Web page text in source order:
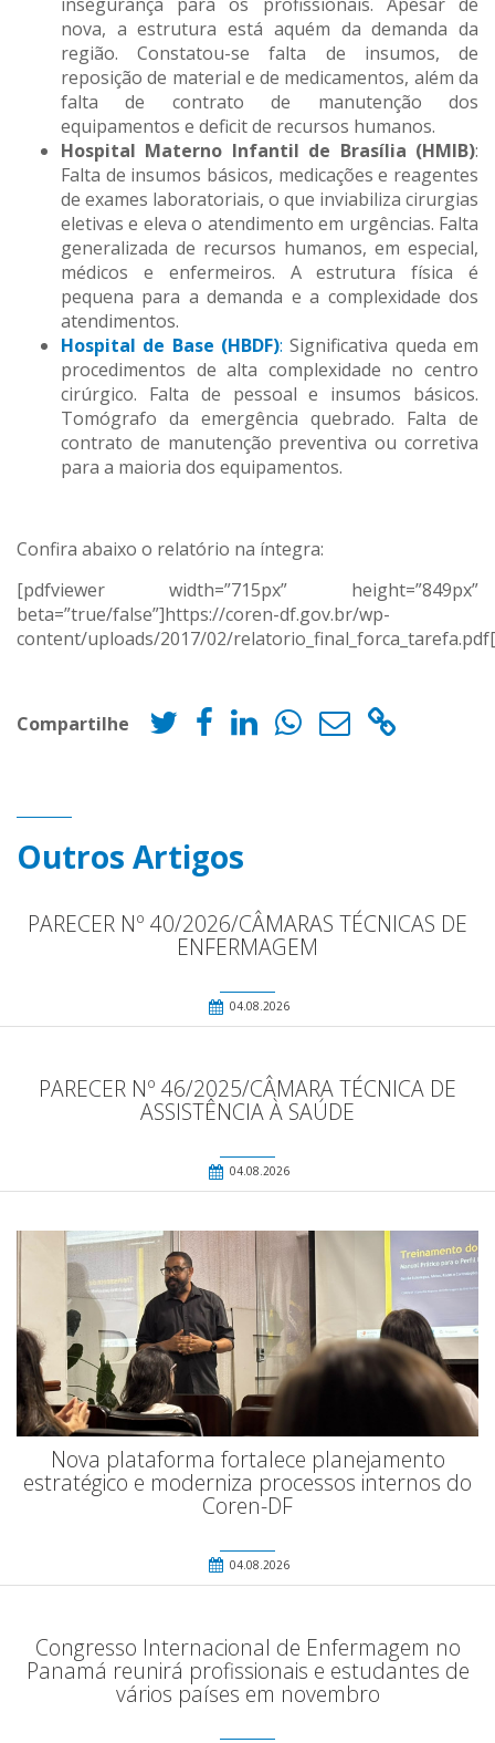
nova, a estrutura está aquém da demanda da
região. Constatou-se falta de insumos, de
reposição de material e de medicamentos, além da
falta de contrato de manutenção dos
equipamentos e deficit de recursos humanos.
Hospital Materno Infantil de Brasília (HMIB):
Falta de insumos básicos, medicações e reagentes
de exames laboratoriais, o que inviabiliza cirurgias
eletivas e eleva o atendimento em urgências. Falta
generalizada de recursos humanos, em especial,
médicos e enfermeiros. A estrutura física é
pequena para a demanda e a complexidade dos
atendimentos.
Hospital de Base (HBDF): Significativa queda em
procedimentos de alta complexidade no centro
cirúrgico. Falta de pessoal e insumos básicos.
Tomógrafo da emergência quebrado. Falta de
contrato de manutenção preventiva ou corretiva
para a maioria dos equipamentos.
Confira abaixo o relatório na íntegra:
[pdfviewer width=”715px” height=”849px”
beta=”true/false”]https://coren-df.gov.br/wp-
content/uploads/2017/02/
Compartilhe
Outros Artigos
PARECER Nº 40/2026/CÂMARAS TÉCNICAS DE
ENFERMAGEM
04.08.2026
PARECER Nº 46/2025/CÂMARA TÉCNICA DE
ASSISTÊNCIA À SAÚDE
04.08.2026
Nova plataforma fortalece planejamento
estratégico e moderniza processos internos do
Coren-DF
04.08.2026
Congresso Internacional de Enfermagem no
Panamá reunirá profissionais e estudantes de
vários países em novembro